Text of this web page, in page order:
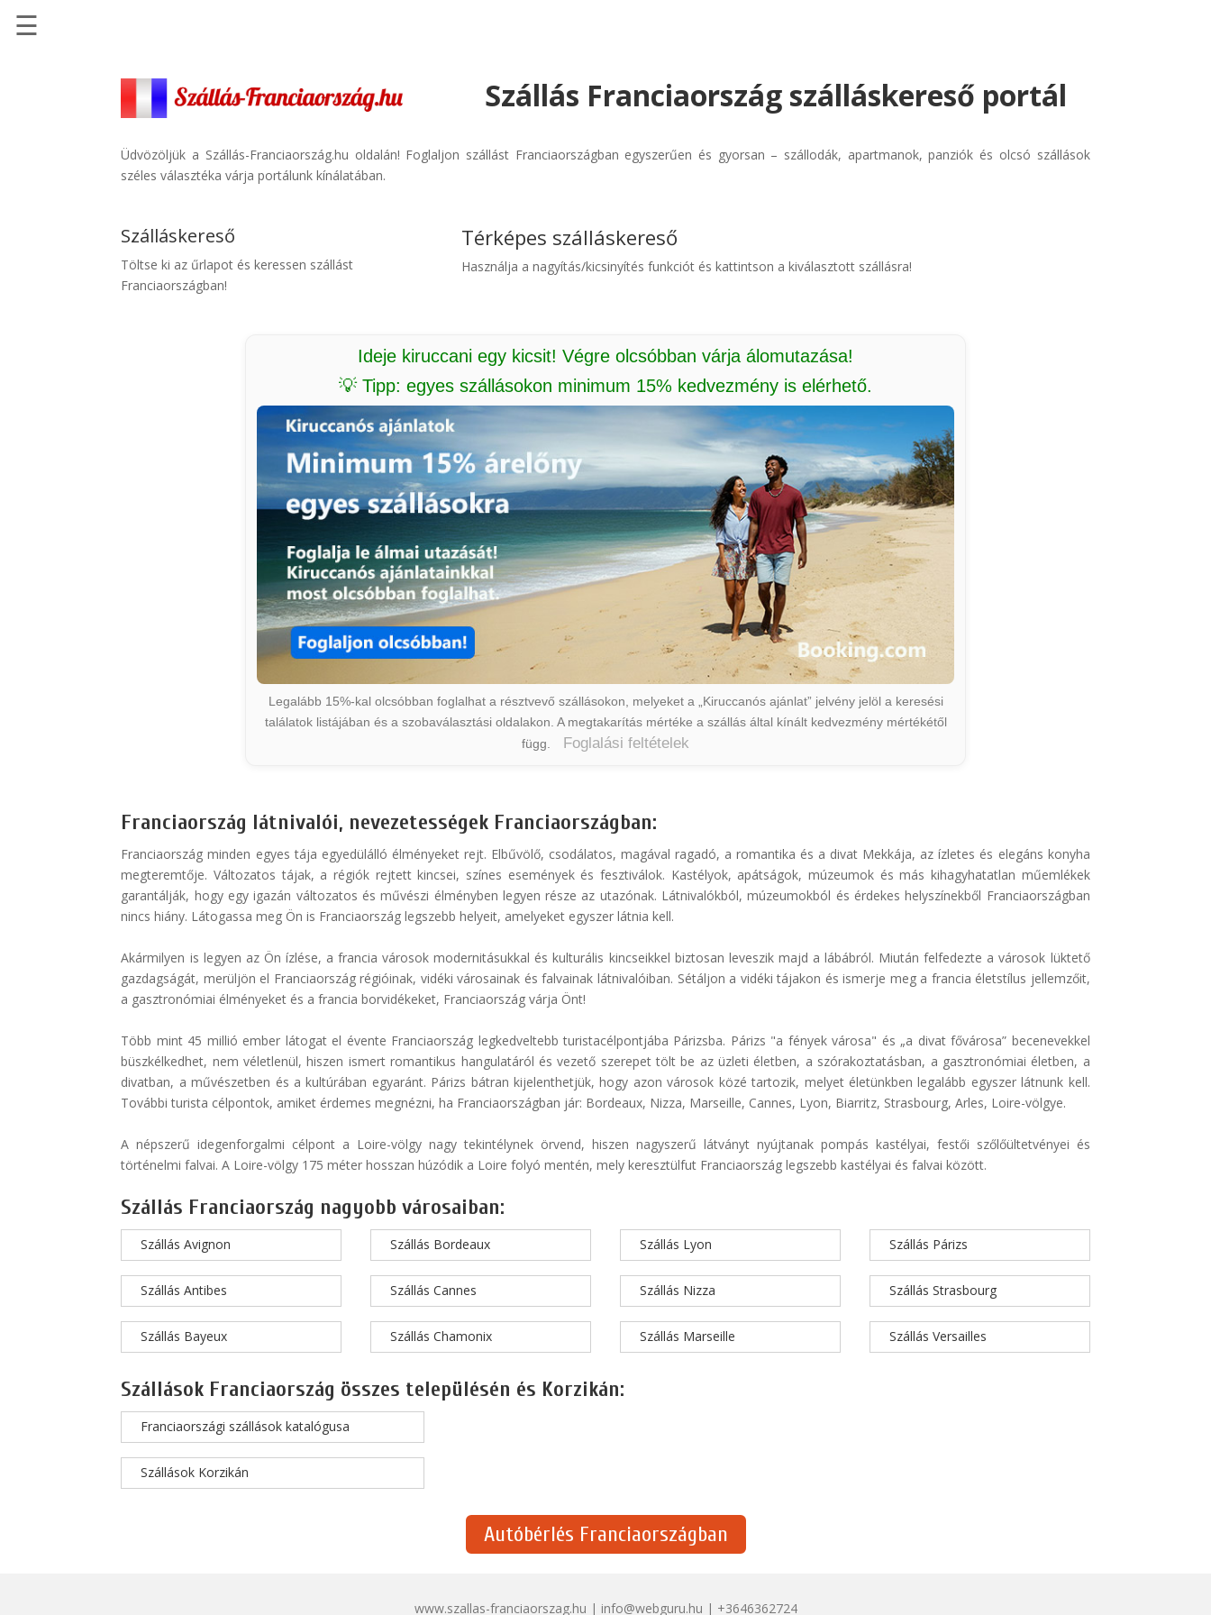
Szállásinfo.eu
Repülőjegy
Autóbérlés
☰
Szállás Franciaország szálláskereső portál
Üdvözöljük a Szállás-Franciaország.hu oldalán! Foglaljon szállást Franciaországban egyszerűen és gyorsan – szállodák, apartmanok, panziók és olcsó szállások
széles választéka várja portálunk kínálatában.
Szálláskereső
Töltse ki az űrlapot és keressen szállást
Franciaországban!
Térképes szálláskereső
Használja a nagyítás/kicsinyítés funkciót és kattintson a kiválasztott szállásra!
Ideje kiruccani egy kicsit! Végre olcsóbban várja álomutazása!
💡 Tipp: egyes szállásokon minimum 15% kedvezmény is elérhető.
Legalább 15%-kal olcsóbban foglalhat a résztvevő szállásokon, melyeket a „Kiruccanós ajánlat” jelvény jelöl a keresési
találatok listájában és a szobaválasztási oldalakon. A megtakarítás mértéke a szállás által kínált kedvezmény mértékétől
függ.
Foglalási feltételek
Franciaország látnivalói, nevezetességek Franciaországban:
Franciaország minden egyes tája egyedülálló élményeket rejt. Elbűvölő, csodálatos, magával ragadó, a romantika és a divat Mekkája, az ízletes és elegáns konyha
megteremtője. Változatos tájak, a régiók rejtett kincsei, színes események és fesztiválok. Kastélyok, apátságok, múzeumok és más kihagyhatatlan műemlékek
garantálják, hogy egy igazán változatos és művészi élményben legyen része az utazónak. Látnivalókból, múzeumokból és érdekes helyszínekből Franciaországban
nincs hiány. Látogassa meg Ön is Franciaország legszebb helyeit, amelyeket egyszer látnia kell.
Akármilyen is legyen az Ön ízlése, a francia városok modernitásukkal és kulturális kincseikkel biztosan leveszik majd a lábábról. Miután felfedezte a városok lüktető
gazdagságát, merüljön el Franciaország régióinak, vidéki városainak és falvainak látnivalóiban. Sétáljon a vidéki tájakon és ismerje meg a francia életstílus jellemzőit,
a gasztronómiai élményeket és a francia borvidékeket, Franciaország várja Önt!
Több mint 45 millió ember látogat el évente Franciaország legkedveltebb turistacélpontjába Párizsba. Párizs "a fények városa" és „a divat fővárosa” becenevekkel
büszkélkedhet, nem véletlenül, hiszen ismert romantikus hangulatáról és vezető szerepet tölt be az üzleti életben, a szórakoztatásban, a gasztronómiai életben, a
divatban, a művészetben és a kultúrában egyaránt. Párizs bátran kijelenthetjük, hogy azon városok közé tartozik, melyet életünkben legalább egyszer látnunk kell.
További turista célpontok, amiket érdemes megnézni, ha Franciaországban jár: Bordeaux, Nizza, Marseille, Cannes, Lyon, Biarritz, Strasbourg, Arles, Loire-völgye.
A népszerű idegenforgalmi célpont a Loire-völgy nagy tekintélynek örvend, hiszen nagyszerű látványt nyújtanak pompás kastélyai, festői szőlőültetvényei és
történelmi falvai. A Loire-völgy 175 méter hosszan húzódik a Loire folyó mentén, mely keresztülfut Franciaország legszebb kastélyai és falvai között.
Szállás Franciaország nagyobb városaiban:
Szállás Avignon
Szállás Antibes
Szállás Bayeux
Szállás Bordeaux
Szállás Cannes
Szállás Chamonix
Szállás Lyon
Szállás Nizza
Szállás Marseille
Szállás Párizs
Szállás Strasbourg
Szállás Versailles
Szállások Franciaország összes településén és Korzikán:
Franciaországi szállások katalógusa
Szállások Korzikán
Autóbérlés Franciaországban
www.szallas-franciaorszag.hu | info@webguru.hu | +3646362724